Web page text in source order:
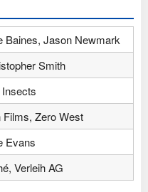
Baines, Jason Newmark
Smith
Films, Zero West
Evans
Verleih AG